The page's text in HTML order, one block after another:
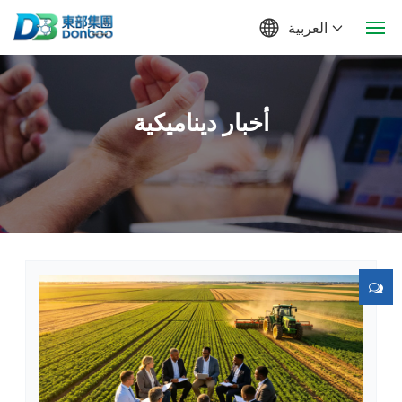
الصفحة الرئيسية للموقع
معلومات عنا
منتج
توظيف المواهب
العربية
أخبار ديناميكية